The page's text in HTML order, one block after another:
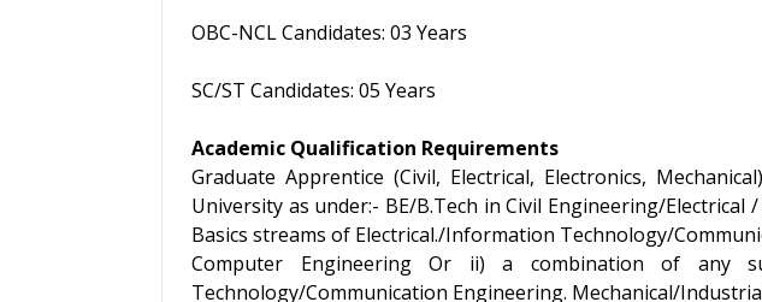
OBC-NCL Candidates: 03 Years
SC/ST Candidates: 05 Years
Academic Qualification Requirements
Graduate Apprentice (Civil, Electrical, Electronics,
University as under:- BE/B.Tech in Civil Engineering/
Basics streams of Electrical./Information Technology/
Computer Engineering Or ii) a combination of any
Technology/Communication Engineering. Mechanical/